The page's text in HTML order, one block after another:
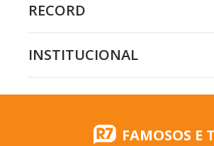
RECORD
INSTITUCIONAL
FAMOSOS E